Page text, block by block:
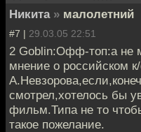
Никита » малолетний
#7 | 29.03.05 22:51
2 Goblin:Офф-топ:а не
мнение о российском
смотрел,хотелось бы
фильм.Типа не то
такое пожелание.